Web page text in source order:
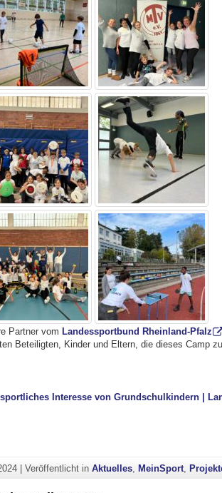
Partner vom Landessportbund Rheinland-Pfalz
Beteiligten, Kinder und Eltern, die dieses Camp
Interesse von Grundschulkindern |
|Veröffentlicht inAktuelles MeinSport